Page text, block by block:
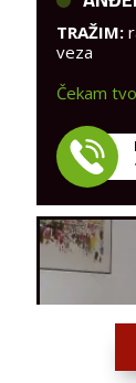
TRAŽIM:
veza